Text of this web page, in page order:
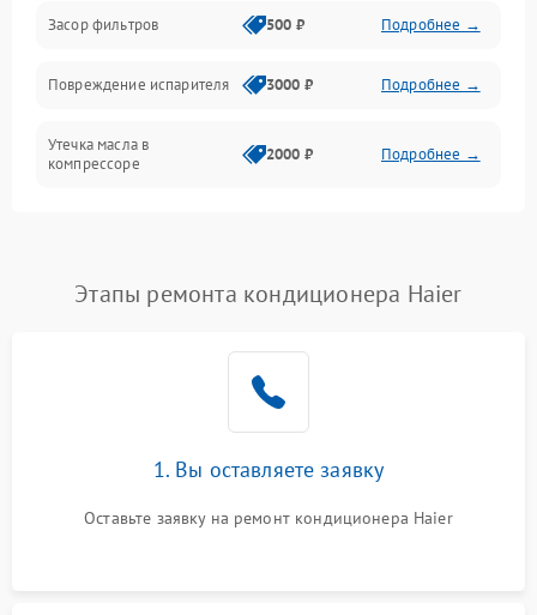
Засор фильтров 500 ₽ Подробнее →
Повреждение испарителя 3000 ₽ Подробнее →
Утечка масла в
компрессоре
2000 ₽ Подробнее →
Неисправность
2000 ₽
1500 ₽
Повреждение корпуса
Этапы ремонта кондиционера Haier
1. Вы оставляете заявку
Оставьте заявку на ремонт кондиционера Haier